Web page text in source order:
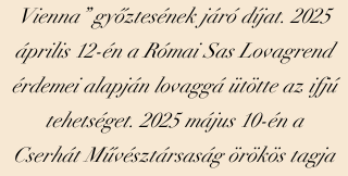
Vienna” győztesének járó díjat. 2025
április 12-én a Római Sas Lovagrend
érdemei alapján lovaggá ütötte az ifjú
tehetséget. 2025 május 10-én a
Cserhát Művésztársaság örökös tagja